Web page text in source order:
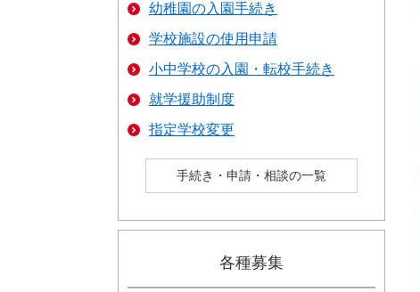
幼稚園の入園手続き
学校施設の使用申請
小中学校の入園・転校手続き
就学援助制度
指定学校変更
手続き・申請・相談の一覧
各種募集